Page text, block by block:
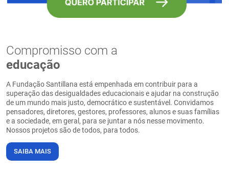
Compromisso com a
educação
A Fundação Santillana está empenhada em contribuir para a
superação das desigualdades educacionais e ajudar na construção
de um mundo mais justo, democrático e sustentável. Convidamos
pensadores, diretores, gestores, professores, alunos e suas famílias
e a sociedade, em geral, para se juntar a nós nesse movimento.
Nossos projetos são de todos, para todos.
SAIBA MAIS